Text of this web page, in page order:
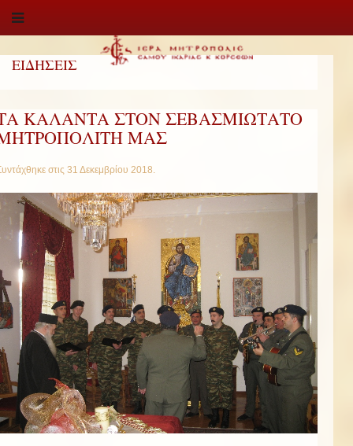
ΕΙΔΗΣΕΙΣ
ΚΑΛΑΝΤΑ ΣΤΟΝ ΣΕΒΑΣΜΙΩΤΑΤΟ
ΜΑΣ
στις 31 Δεκεμβρίου 2018.